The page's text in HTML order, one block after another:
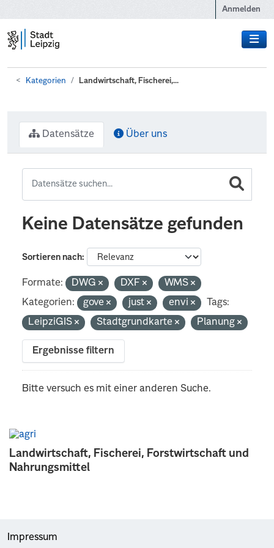
Anmelden
Kategorien Landwirtschaft, Fischerei,...
Landwirtschaft, Fischerei, Forstwirtschaft und
Nahrungsmittel
Datensätze Über uns
Keine Datensätze gefunden
Sortieren nach
Formate: DWG DXF
WMS
Kategorien:
gove just envi
Tags:
LeipziGIS
Stadtgrundkarte Planung
Ergebnisse filtern
Bitte versuch es mit einer anderen Suche.
Impressum